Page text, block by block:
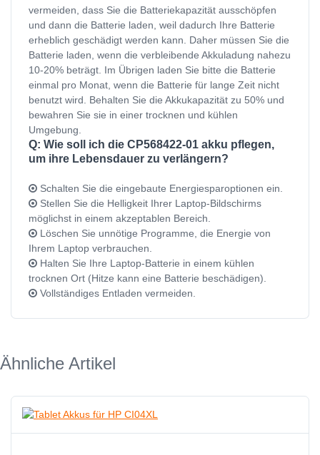
vermeiden, dass Sie die Batteriekapazität ausschöpfen
und dann die Batterie laden, weil dadurch Ihre Batterie
erheblich geschädigt werden kann. Daher müssen Sie die
Batterie laden, wenn die verbleibende Akkuladung nahezu
10-20% beträgt. Im Übrigen laden Sie bitte die Batterie
einmal pro Monat, wenn die Batterie für lange Zeit nicht
benutzt wird. Behalten Sie die Akkukapazität zu 50% und
bewahren Sie sie in einer trocknen und kühlen
Umgebung.
Q: Wie soll ich die CP568422-01 akku pflegen,
um ihre Lebensdauer zu verlängern?
Schalten Sie die eingebaute Energiesparoptionen ein.
Stellen Sie die Helligkeit Ihrer Laptop-Bildschirms
möglichst in einem akzeptablen Bereich.
Löschen Sie unnötige Programme, die Energie von
Ihrem Laptop verbrauchen.
Halten Sie Ihre Laptop-Batterie in einem kühlen
trocknen Ort (Hitze kann eine Batterie beschädigen).
Vollständiges Entladen vermeiden.
Ähnliche Artikel